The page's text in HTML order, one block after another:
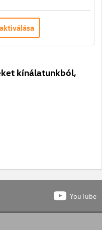
kínálatunkból,
YouTube